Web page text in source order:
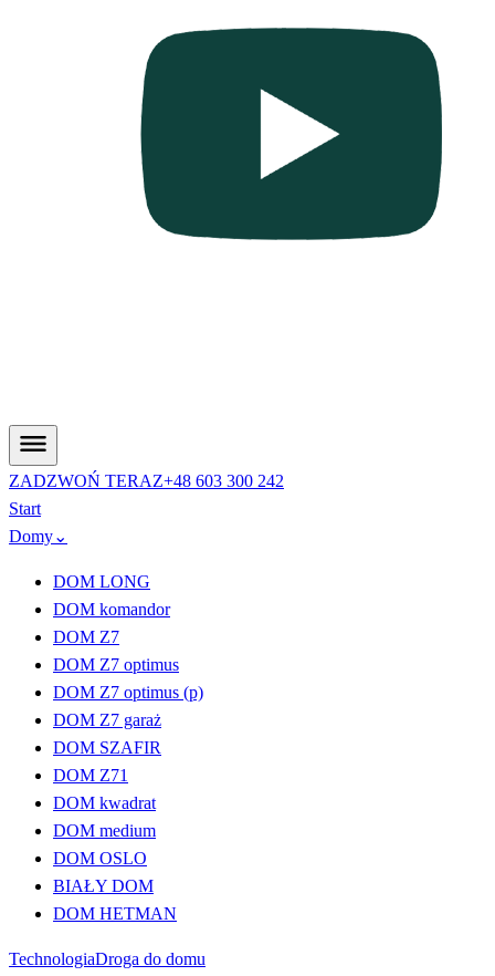
ZADZWOŃ TERAZ+48 603 300 242
Start
Domy⌄
DOM LONG
DOM komandor
DOM Z7
DOM Z7 optimus
DOM Z7 optimus (p)
DOM Z7 garaż
DOM SZAFIR
DOM Z71
DOM kwadrat
DOM medium
DOM OSLO
BIAŁY DOM
DOM HETMAN
TechnologiaDroga do domu